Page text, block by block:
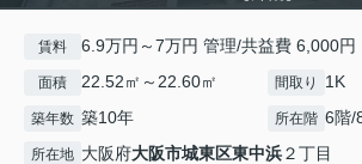
賃料 6.9万円～7万円 管理/共益費 6,000円
面積 22.52㎡～22.60㎡ 間取り 1K
築年数 築10年 所在階 6階/
所在地 大阪府大阪市城東区東中浜２丁目